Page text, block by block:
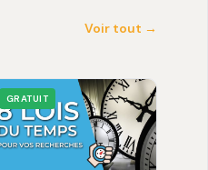
Voir tout →
GRATUIT